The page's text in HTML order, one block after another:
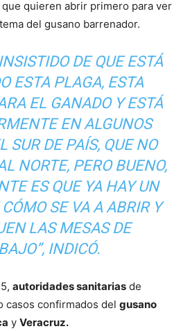
quieren abrir primero para ver
del gusano barrenador.
DE QUE ESTÁ
ESTA PLAGA, ESTA
EL GANADO Y ESTÁ
EN ALGUNOS
SUR DE PAÍS, QUE NO
NORTE, PERO BUENO,
ES QUE YA HAY UN
SE VA A ABRIR Y
LAS MESAS DE
INDICÓ.
autoridades sanitarias de
casos confirmados del gusano
y Veracruz.